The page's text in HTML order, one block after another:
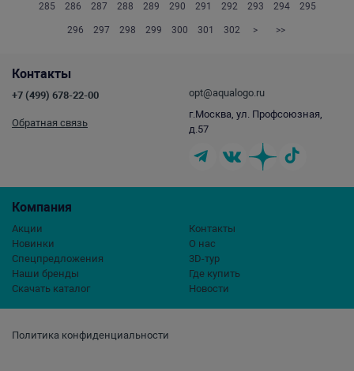
285 286 287 288 289 290 291 292 293 294 295
296 297 298 299 300 301 302 > >>
Политика конфиденциальности
Компания
Акции
Новинки
Спецпредложения
Наши бренды
Скачать каталог
Контакты
О нас
3D-тур
Где купить
Новости
Контакты
+7 (499) 678-22-00
Обратная связь
opt@aqualogo.ru
г.Москва, ул. Профсоюзная,
д.57